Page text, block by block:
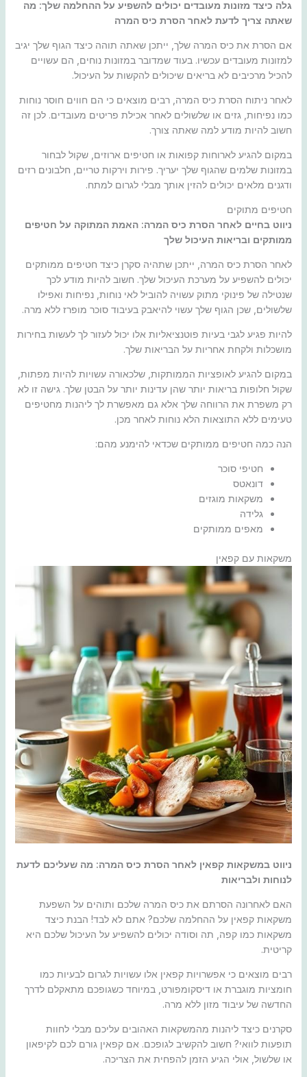
גלה כיצד מזונות מעובדים יכולים להשפיע על ההחלמה שלך: מה
שאתה צריך לדעת לאחר הסרת כיס המרה
אם הסרת את כיס המרה שלך, ייתכן שאתה תוהה כיצד הגוף שלך יגיב
למזונות מעובדים עכשיו. בעוד שמדובר במזונות נוחים, הם עשויים
להכיל מרכיבים לא בריאים שיכולים להקשות על העיכול.
לאחר ניתוח הסרת כיס המרה, רבים מוצאים כי הם חווים חוסר נוחות
כמו נפיחות, גזים או שלשולים לאחר אכילת פריטים מעובדים. לכן זה
חשוב להיות מודע למה שאתה צורך.
במקום להגיע לארוחות קפואות או חטיפים ארוזים, שקול לבחור
במזונות שלמים שהגוף שלך יעריך. פירות וירקות טריים, חלבונים רזים
ודגנים מלאים יכולים להזין אותך מבלי לגרום למתח.
חטיפים מתוקים
ניווט בחיים לאחר הסרת כיס המרה: האמת המתוקה על חטיפים
ממותקים ובריאות העיכול שלך
לאחר הסרת כיס המרה, ייתכן שתהיה סקרן כיצד חטיפים ממותקים
יכולים להשפיע על מערכת העיכול שלך. חשוב להיות מודע לכך
שנטילה של פינוקי מתוק עשויה להוביל לאי נוחות, נפיחות ואפילו
שלשולים, שכן הגוף שלך עשוי להיאבק בעיבוד סוכר מופרז ללא מרה.
להיות פגיע לגבי בעיות פוטנציאליות אלו יכול לעזור לך לעשות בחירות
מושכלות ולקחת אחריות על הבריאות שלך.
במקום להגיע לאופציות הממותקות, שלכאורה עשויות להיות מפתות,
שקול חלופות בריאות יותר שהן עדינות יותר על הבטן שלך. גישה זו לא
רק משפרת את הרווחה שלך אלא גם מאפשרת לך ליהנות מחטיפים
טעימים ללא התוצאות הלא נוחות לאחר מכן.
הנה כמה חטיפים ממותקים שכדאי להימנע מהם:
חטיפי סוכר
דונאטס
משקאות מוגזים
גלידה
מאפים ממותקים
משקאות עם קפאין
ניווט במשקאות קפאין לאחר הסרת כיס המרה: מה שעליכם לדעת
לנוחות ולבריאות
האם לאחרונה הסרתם את כיס המרה שלכם ותוהים על השפעת
משקאות קפאין על ההחלמה שלכם? אתם לא לבד! הבנת כיצד
משקאות כמו קפה, תה וסודה יכולים להשפיע על העיכול שלכם היא
קריטית.
רבים מוצאים כי אפשרויות קפאין אלו עשויות לגרום לבעיות כמו
חומציות מוגברת או דיסקומפורט, במיוחד כשגופכם מתאקלם לדרך
החדשה של עיבוד מזון ללא מרה.
סקרנים כיצד ליהנות מהמשקאות האהובים עליכם מבלי לחוות
תופעות לוואי? חשוב להקשיב לגופכם. אם קפאין גורם לכם לקיפאון
או שלשול, אולי הגיע הזמן להפחית את הצריכה.